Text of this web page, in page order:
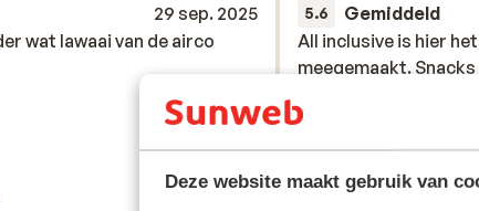
Deze website maakt gebruik van
29 sep. 2025
wat lawaai van de airco
wat lawaai van de airco
5.6 Gemiddeld
All inclusive is hier
meegemaakt.
alles was te veel
polsbandjes omdat
iedere keer je
All inclusive is hier
meegemaakt.
alles was te veel
polsbandjes omdat
ied... meer
Nancy